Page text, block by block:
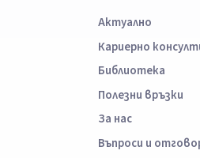
Актуално
Кариерно
Библиотека
Полезни връзки
За нас
Въпроси и